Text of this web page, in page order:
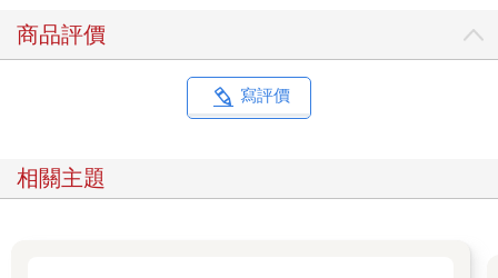
是其主動聯姻的一個重要因素。據載，司馬昭之父司馬懿的岳母
河內山氏，是竹林七賢之一山濤的姑祖母；其兄司馬師之妻泰山
羊祜的姐姐；司馬昭自己的妻子為東海王氏，她的祖父王朗、父
親王肅，都是當時著名的大學者；司馬昭妹妹高陸公主的丈夫京
世家大族，能夠有資格與這樣的家族聯姻，阮籍家族當然也非平
平之輩。阮籍家族的先人沒有擔任過什麼顯赫的官職，司馬昭試
商品評價
寫評價
相關主題